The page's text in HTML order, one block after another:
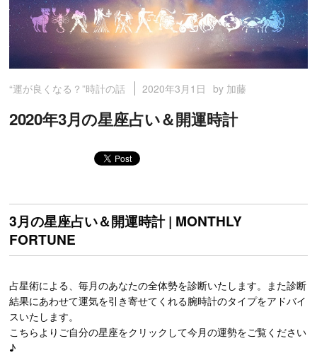
“運が良くなる？”時計の話 2020年3月1日 by 加藤
2020年3月の星座占い＆開運時計
3月の星座占い＆開運時計 | MONTHLY
FORTUNE
占星術による、毎月のあなたの全体勢を診断いたします。また診断
結果にあわせて運気を引き寄せてくれる腕時計のタイプをアドバイ
スいたします。
こちらよりご自分の星座をクリックして今月の運勢をご覧ください
♪